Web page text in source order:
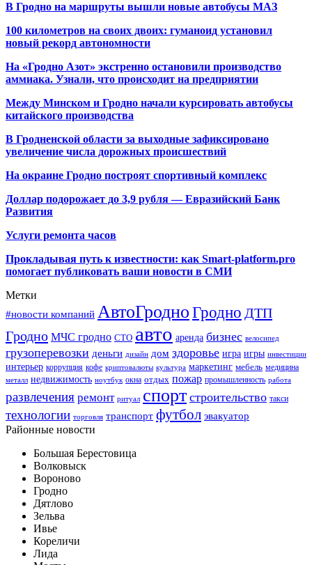
В Гродно на маршруты вышли новые автобусы МАЗ
100 километров на своих двоих: гуманоид установил
новый рекорд автономности
На «Гродно Азот» экстренно остановили производство
аммиака. Узнали, что происходит на предприятии
Между Минском и Гродно начали курсировать автобусы
китайского производства
В Гродненской области за выходные зафиксировано
увеличение числа дорожных происшествий
На окраине Гродно построят спортивный комплекс
Доллар подорожает до 3,9 рубля — Евразийский Банк
Развития
Услуги ремонта часов
Прокладывая путь к известности: как Smart-platform.pro
помогает публиковать ваши новости в СМИ
Метки
#новости компаний АвтоГродноГродно ДТП
Гродно МЧС гродно СТО авто аренда бизнес велосипед
грузоперевозки деньги дизайн дом здоровье игра игры инвестиции
интерьер коррупция кофе криптовалюты культура маркетинг мебель медицина
металл недвижимость ноутбук окна отдых пожар промышленность работа
развлечения ремонт ритуал спорт строительство такси
технологии торговля транспорт футбол эвакуатор
Районные новости
Большая Берестовица
Волковыск
Вороново
Гродно
Дятлово
Зельва
Ивье
Кореличи
Лида